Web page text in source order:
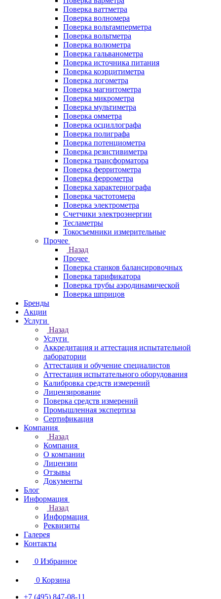
Поверка ваттметра
Поверка волномера
Поверка вольтамперметра
Поверка вольтметра
Поверка волюметра
Поверка гальванометра
Поверка источника питания
Поверка коэрцитиметра
Поверка логометра
Поверка магнитометра
Поверка микрометра
Поверка мультиметра
Поверка омметра
Поверка осциллографа
Поверка полиграфа
Поверка потенциометра
Поверка резистивиметра
Поверка трансформатора
Поверка ферритометра
Поверка феррометра
Поверка характериографа
Поверка частотомера
Поверка электрометра
Счетчики электроэнергии
Тесламетры
Токосъемники измерительные
Прочее
Назад
Прочее
Поверка станков балансировочных
Поверка тарификатора
Поверка трубы аэродинамической
Поверка шприцов
Бренды
Акции
Услуги
Назад
Услуги
Аккредитация и аттестация испытательной
лаборатории
Аттестация и обучение специалистов
Аттестация испытательного оборудования
Калибровка средств измерений
Лицензирование
Поверка средств измерений
Промышленная экспертиза
Сертификация
Компания
Назад
Компания
О компании
Лицензии
Отзывы
Документы
Блог
Информация
Назад
Информация
Реквизиты
Галерея
Контакты
0 Избранное
0 Корзина
+7 (495) 847-08-11